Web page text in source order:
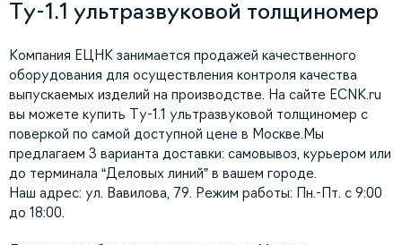
Ту-1.1 ультразвуковой толщиномер
Компания ЕЦНК занимается продажей качественного
оборудования для осуществления контроля качества
выпускаемых изделий на производстве. На сайте ECNK.ru
вы можете купить Ту-1.1 ультразвуковой толщиномер с
поверкой по самой доступной цене в Москве.Мы
предлагаем 3 варианта доставки: самовывоз, курьером или
до терминала “Деловых линий” в вашем городе.
Наш адрес: ул. Вавилова, 79. Режим работы: Пн.-Пт. с 9:00
до 18:00.